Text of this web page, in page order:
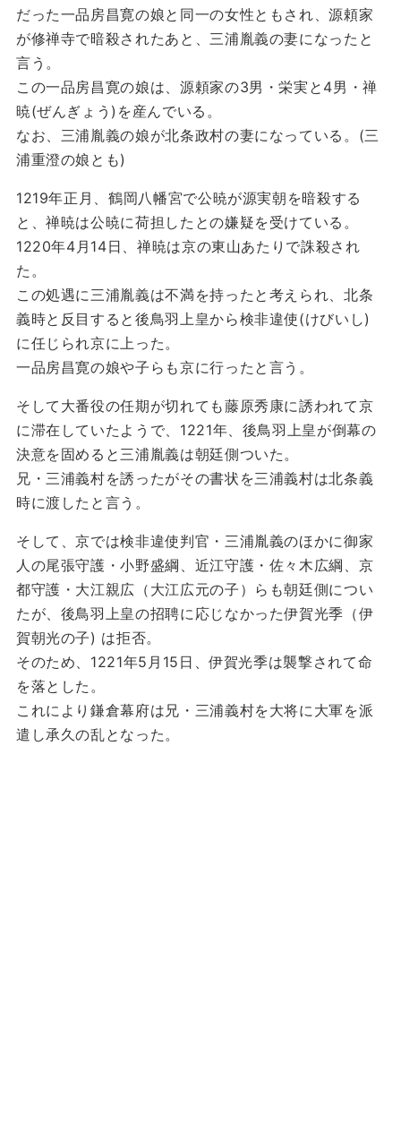
だった一品房昌寛の娘と同一の女性ともされ、源頼家
が修禅寺で暗殺されたあと、三浦胤義の妻になったと
言う。
この一品房昌寛の娘は、源頼家の3男・栄実と4男・禅
暁(ぜんぎょう)を産んでいる。
なお、三浦胤義の娘が北条政村の妻になっている。(三
浦重澄の娘とも)
1219年正月、鶴岡八幡宮で公暁が源実朝を暗殺する
と、禅暁は公暁に荷担したとの嫌疑を受けている。
1220年4月14日、禅暁は京の東山あたりで誅殺され
た。
この処遇に三浦胤義は不満を持ったと考えられ、北条
義時と反目すると後鳥羽上皇から検非違使(けびいし)
に任じられ京に上った。
一品房昌寛の娘や子らも京に行ったと言う。
そして大番役の任期が切れても藤原秀康に誘われて京
に滞在していたようで、1221年、後鳥羽上皇が倒幕の
決意を固めると三浦胤義は朝廷側ついた。
兄・三浦義村を誘ったがその書状を三浦義村は北条義
時に渡したと言う。
そして、京では検非違使判官・三浦胤義のほかに御家
人の尾張守護・小野盛綱、近江守護・佐々木広綱、京
都守護・大江親広（大江広元の子）らも朝廷側につい
たが、後鳥羽上皇の招聘に応じなかった伊賀光季（伊
賀朝光の子) は拒否。
そのため、1221年5月15日、伊賀光季は襲撃されて命
を落とした。
これにより鎌倉幕府は兄・三浦義村を大将に大軍を派
遣し承久の乱となった。